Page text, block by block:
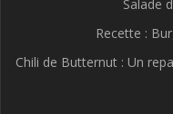
Salade
Recette :
Chili de Butternut : Un